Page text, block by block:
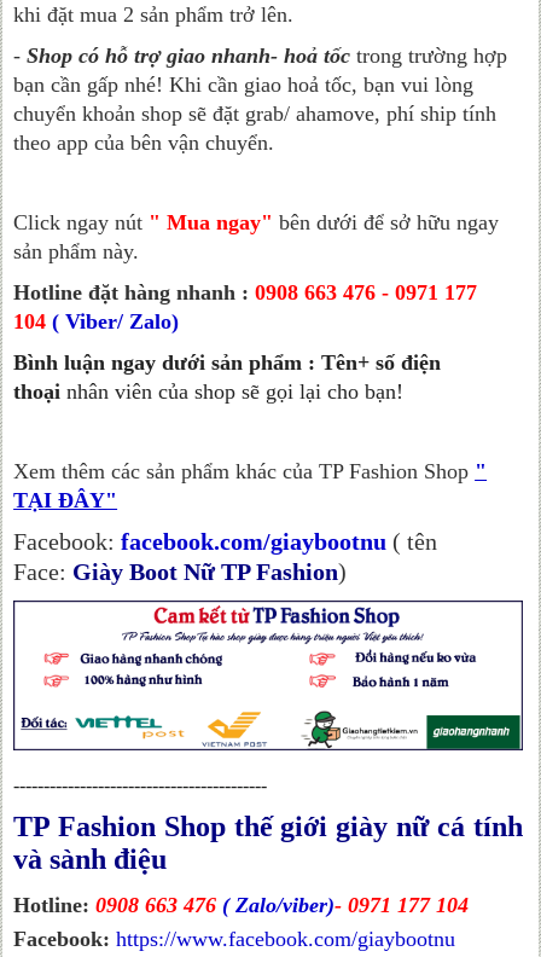
khi đặt mua 2 sản phẩm trở lên.
-Shop có hỗ trợ giao nhanh- hoả tốc trong trường hợp
bạn cần gấp nhé! Khi cần giao hoả tốc, bạn vui lòng
chuyển khoản shop sẽ đặt grab/ ahamove, phí ship tính
theo app của bên vận chuyển.
Click ngay nút " Mua ngay"bên dưới để sở hữu ngay
sản phẩm này.
Hotline đặt hàng nhanh :0908 663 476 - 0971 177
104 ( Viber/ Zalo)
Bình luận ngay dưới sản phẩm : Tên+ số điện
thoại nhân viên của shop sẽ gọi lại cho bạn!
Xem thêm các sản phẩm khác của TP Fashion Shop "
TẠI ĐÂY"
Facebook:facebook.com/giaybootnu ( tên
Face: Giày Boot Nữ TP Fashion)
------------------------------------------
TP Fashion Shop thế giới giày nữ cá tính
và sành điệu
Hotline: 0908 663 476 ( Zalo/viber)- 0971 177 104
Facebook: https://www.facebook.com/giaybootnu